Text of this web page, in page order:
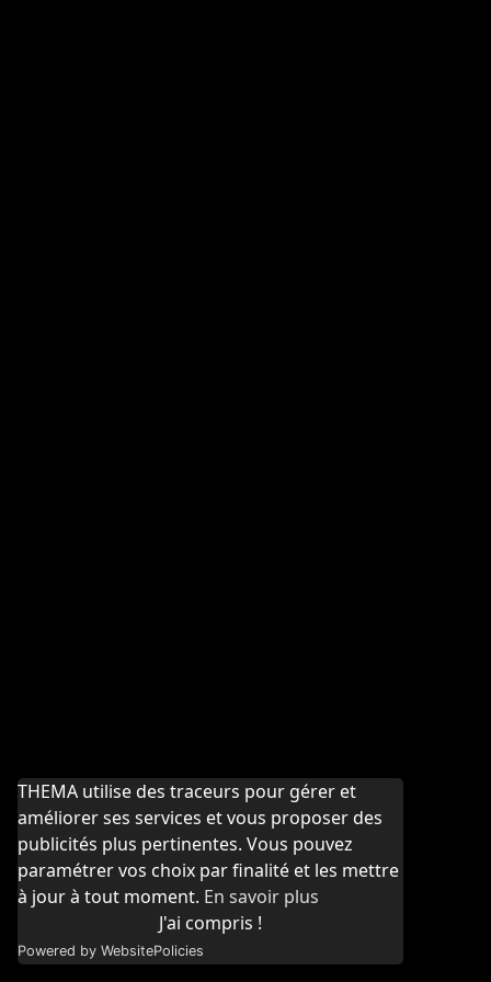
THEMA utilise des traceurs pour gérer et
améliorer ses services et vous proposer des
publicités plus pertinentes. Vous pouvez
paramétrer vos choix par finalité et les mettre
à jour à tout moment. En savoir plus
J'ai compris !
Powered by WebsitePolicies